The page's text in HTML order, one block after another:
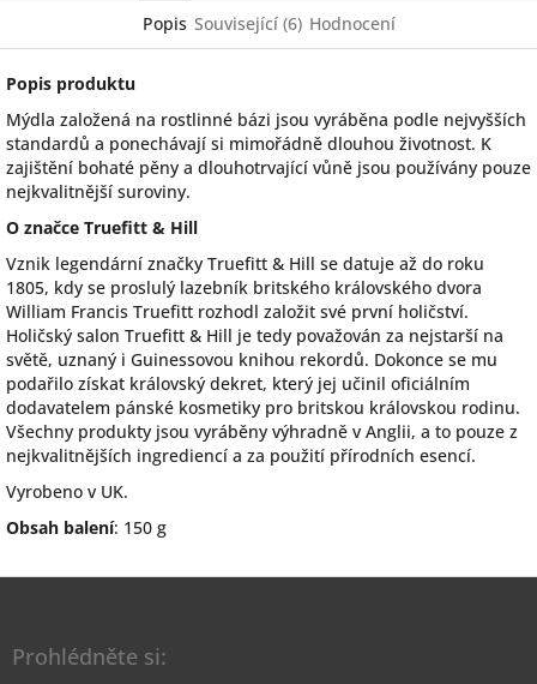
Popis Související (6) Hodnocení
Popis produktu
Mýdla založená na rostlinné bázi jsou vyráběna podle nejvyšších
standardů a ponechávají si mimořádně dlouhou životnost. K
zajištění bohaté pěny a dlouhotrvající vůně jsou používány pouze
nejkvalitnější suroviny.
O značce Truefitt & Hill
Vznik legendární značky Truefitt & Hill se datuje až do roku
1805, kdy se proslulý lazebník britského královského dvora
William Francis Truefitt rozhodl založit své první holičství.
Holičský salon Truefitt & Hill je tedy považován za nejstarší na
světě, uznaný i Guinessovou knihou rekordů. Dokonce se mu
podařilo získat královský dekret, který jej učinil oficiálním
dodavatelem pánské kosmetiky pro britskou královskou rodinu.
Všechny produkty jsou vyráběny výhradně v Anglii, a to pouze z
nejkvalitnějších ingrediencí a za použití přírodních esencí.
Vyrobeno v UK.
Obsah balení: 150 g
Prohlédněte si: